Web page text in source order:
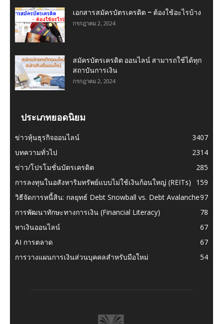
เอกสารสมัครบัตรเครดิต – ต้องใช้อะไรบ้าง
กรกฎาคม 2, 2024
สมัครบัตรเครดิต ออนไลน์ สามารถใช้ได้ทุก
สถาบันการเงิน
กรกฎาคม 2, 2024
ประเภทยอดนิยม
ข่าวหุ้นธุรกิจออนไลน์
3407
บทความทั่วไป
2314
ข่าว/โปรโมชั่นบัตรเครดิต
285
การลงทุนในอสังหาริมทรัพย์แบบไม่ใช้เงินก้อนใหญ่ (REITs)
159
วิธีจัดการหนี้สิน: กลยุทธ์ Debt Snowball vs. Debt Avalanche97
การพัฒนาทักษะทางการเงิน (Financial Literacy)
78
หาเงินออนไลน์
67
AI การตลาด
67
การวางแผนการเงินส่วนบุคคลสำหรับมือใหม่
54